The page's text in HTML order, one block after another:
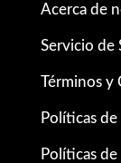
Acerca de
Servicio de
Términos y
Políticas de
Políticas